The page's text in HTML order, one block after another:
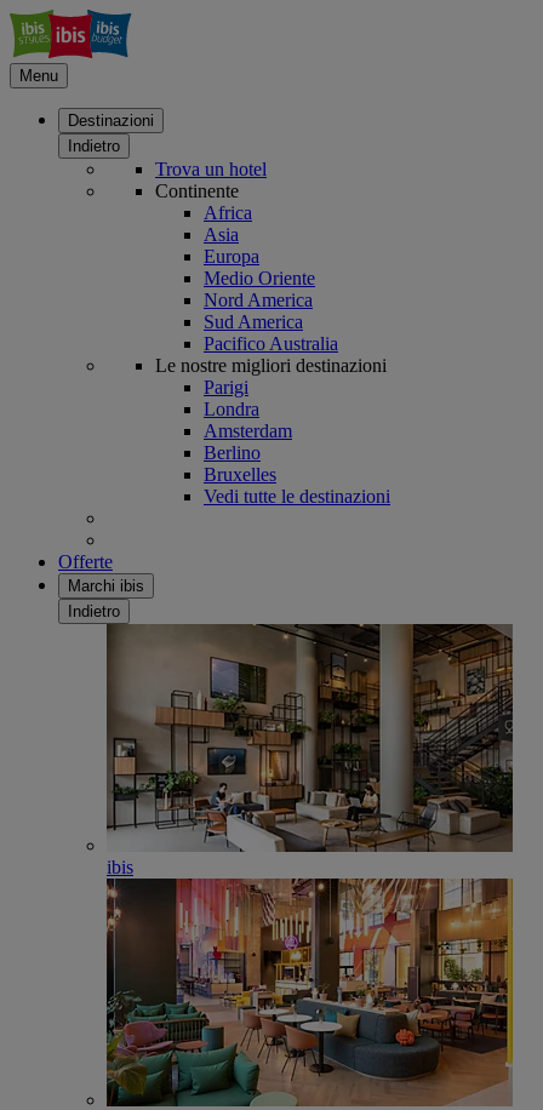
Menu
Destinazioni
Indietro
Trova un hotel
Continente
Africa
Asia
Europa
Medio Oriente
Nord America
Sud America
Pacifico Australia
Le nostre migliori destinazioni
Parigi
Londra
Amsterdam
Berlino
Bruxelles
Vedi tutte le destinazioni
Offerte
Marchi ibis
Indietro
ibis